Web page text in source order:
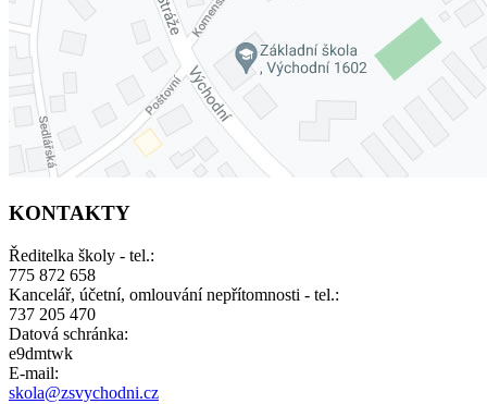
KONTAKTY
Ředitelka školy - tel.:
775 872 658
Kancelář, účetní, omlouvání nepřítomnosti - tel.:
737 205 470
Datová schránka:
e9dmtwk
E-mail:
skola@zsvychodni.cz